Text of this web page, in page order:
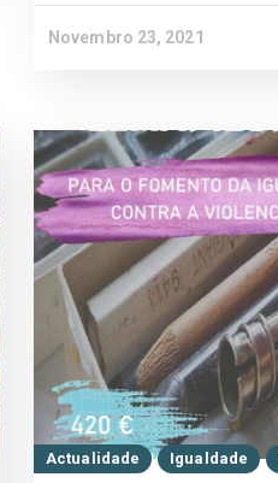
Novembro 23, 2021
Actualidade Igualdade